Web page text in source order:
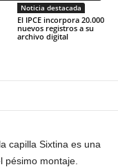
Noticia destacada
El IPCE incorpora 20.000
nuevos registros a su
archivo digital
capilla Sixtina es una
pésimo montaje.